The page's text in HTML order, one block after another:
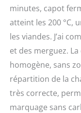
minutes, capot
atteint les 200 °C,
les viandes. J’ai
et des merguez.
homogène, sans
répartition de la
très correcte,
marquage sans